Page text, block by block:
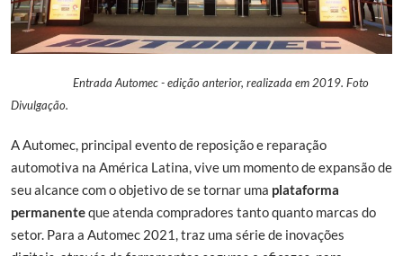
Entrada Automec - edição anterior, realizada em 2019. Foto
Divulgação.
A Automec, principal evento de reposição e reparação
automotiva na América Latina, vive um momento de expansão de
seu alcance com o objetivo de se tornar uma plataforma
permanenteque atenda compradores tanto quanto marcas do
setor. Para a Automec 2021, traz uma série de inovações